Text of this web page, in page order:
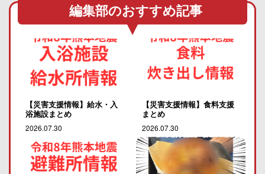
編集部のおすすめ記事
【災害支援情報】給水・入
浴施設まとめ
2026.07.30
【災害支援情報】食料支援
まとめ
2026.07.30